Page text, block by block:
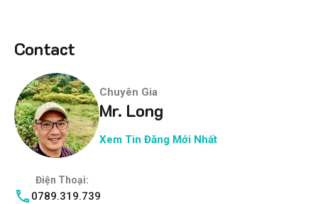
Contact
Chuyên Gia
Mr. Long
Xem Tin Đăng Mới Nhất
Điện Thoại:
0789.319.739